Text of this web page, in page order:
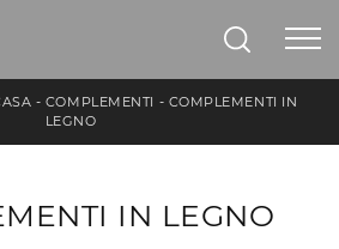
- COMPLEMENTI - COMPLEMENTI IN
LEGNO
IN LEGNO